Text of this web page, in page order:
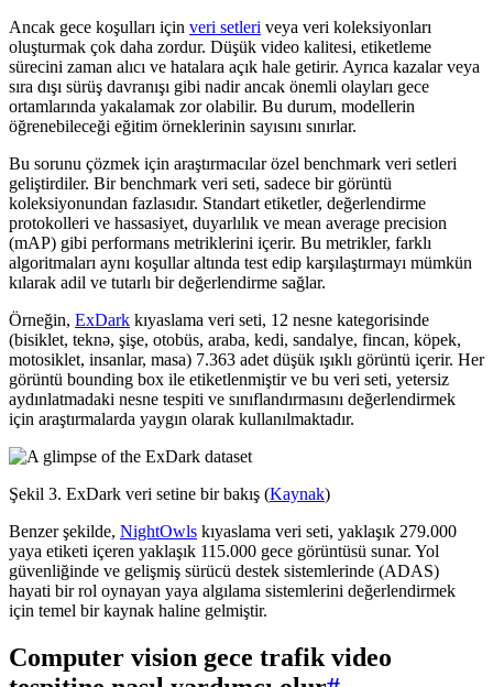
Ancak gece koşulları için veri setleri veya veri koleksiyonları
oluşturmak çok daha zordur. Düşük video kalitesi, etiketleme
sürecini zaman alıcı ve hatalara açık hale getirir. Ayrıca kazalar veya
sıra dışı sürüş davranışı gibi nadir ancak önemli olayları gece
ortamlarında yakalamak zor olabilir. Bu durum, modellerin
öğrenebileceği eğitim örneklerinin sayısını sınırlar.
Bu sorunu çözmek için araştırmacılar özel benchmark veri setleri
geliştirdiler. Bir benchmark veri seti, sadece bir görüntü
koleksiyonundan fazlasıdır. Standart etiketler, değerlendirme
protokolleri ve hassasiyet, duyarlılık ve mean average precision
(mAP) gibi performans metriklerini içerir. Bu metrikler, farklı
algoritmaları aynı koşullar altında test edip karşılaştırmayı mümkün
kılarak adil ve tutarlı bir değerlendirme sağlar.
Örneğin, ExDark kıyaslama veri seti, 12 nesne kategorisinde
(bisiklet, teknə, şişe, otobüs, araba, kedi, sandalye, fincan, köpek,
motosiklet, insanlar, masa) 7.363 adet düşük ışıklı görüntü içerir. Her
görüntü bounding box ile etiketlenmiştir ve bu veri seti, yetersiz
aydınlatmadaki nesne tespiti ve sınıflandırmasını değerlendirmek
için araştırmalarda yaygın olarak kullanılmaktadır.
Şekil 3. ExDark veri setine bir bakış (Kaynak)
Benzer şekilde, NightOwls kıyaslama veri seti, yaklaşık 279.000
yaya etiketi içeren yaklaşık 115.000 gece görüntüsü sunar. Yol
güvenliğinde ve gelişmiş sürücü destek sistemlerinde (ADAS)
hayati bir rol oynayan yaya algılama sistemlerini değerlendirmek
için temel bir kaynak haline gelmiştir.
Computer vision gece trafik video